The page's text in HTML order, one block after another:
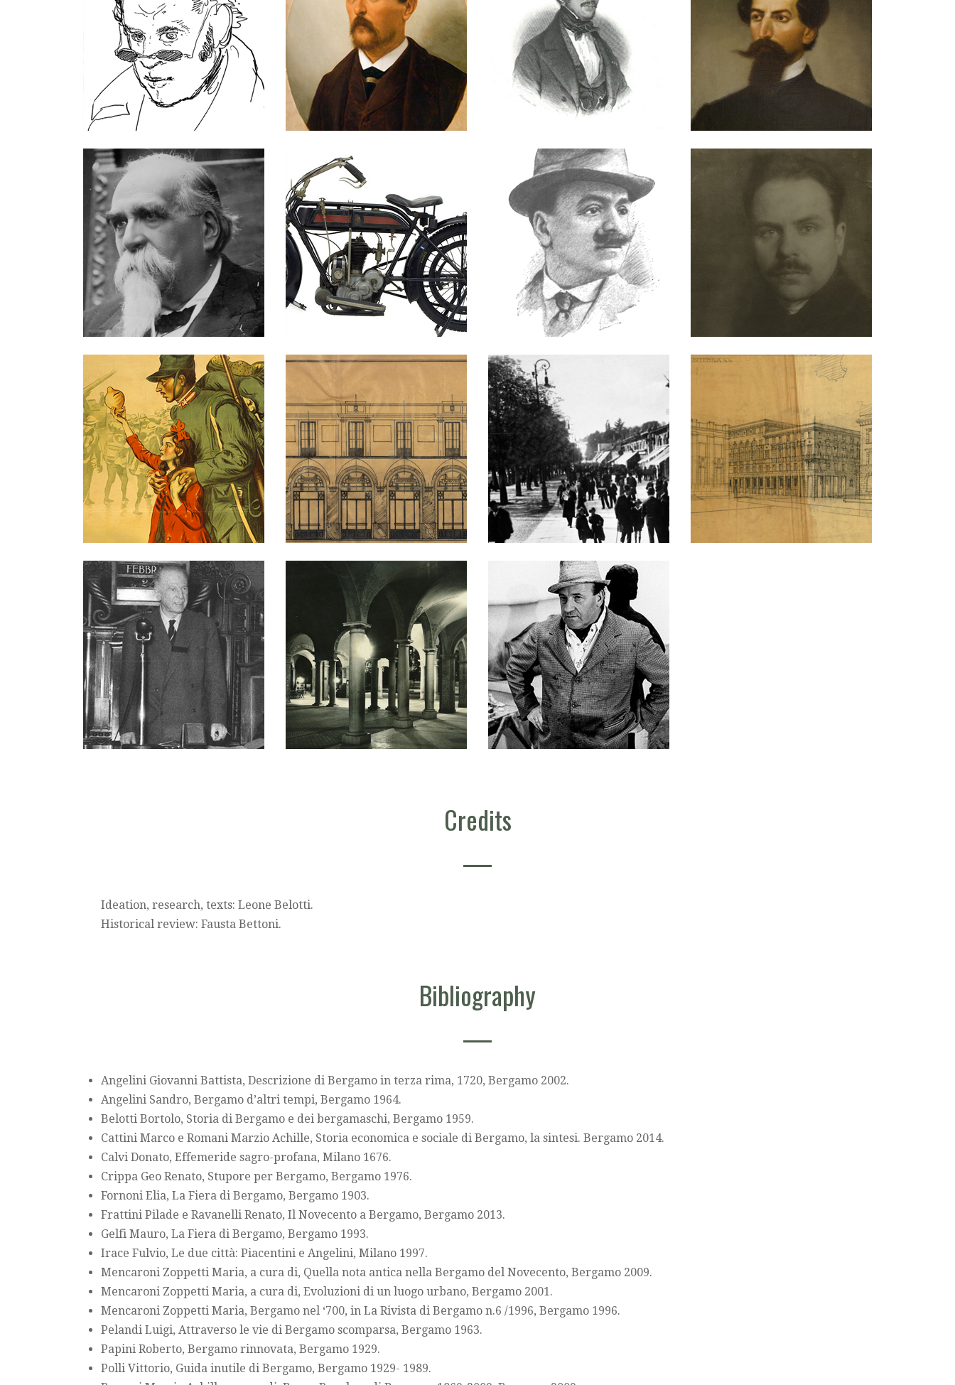
Credits
Ideation, research, texts: Leone Belotti.
Historical review: Fausta Bettoni.
Bibliography
Angelini Giovanni Battista, Descrizione di Bergamo in terza rima, 1720, Bergamo 2002.
Angelini Sandro, Bergamo d’altri tempi, Bergamo 1964.
Belotti Bortolo, Storia di Bergamo e dei bergamaschi, Bergamo 1959.
Cattini Marco e Romani Marzio Achille, Storia economica e sociale di Bergamo, la sintesi. Bergamo 2014.
Calvi Donato, Effemeride sagro-profana, Milano 1676.
Crippa Geo Renato, Stupore per Bergamo, Bergamo 1976.
Fornoni Elia, La Fiera di Bergamo, Bergamo 1903.
Frattini Pilade e Ravanelli Renato, Il Novecento a Bergamo, Bergamo 2013.
Gelfi Mauro, La Fiera di Bergamo, Bergamo 1993.
Irace Fulvio, Le due città: Piacentini e Angelini, Milano 1997.
Mencaroni Zoppetti Maria, a cura di, Quella nota antica nella Bergamo del Novecento, Bergamo 2009.
Mencaroni Zoppetti Maria, a cura di, Evoluzioni di un luogo urbano, Bergamo 2001.
Mencaroni Zoppetti Maria, Bergamo nel ‘700, in La Rivista di Bergamo n.6 /1996, Bergamo 1996.
Pelandi Luigi, Attraverso le vie di Bergamo scomparsa, Bergamo 1963.
Papini Roberto, Bergamo rinnovata, Bergamo 1929.
Polli Vittorio, Guida inutile di Bergamo, Bergamo 1929- 1989.